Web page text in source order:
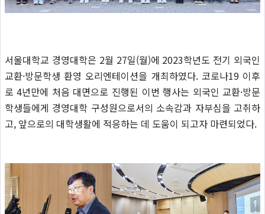
서울대학교 경영대학은 2월 27일(월)에 2023학년도 전기 외국인
교환·방문학생 환영 오리엔테이션을 개최하였다. 코로나19 이후
로 4년만에 처음 대면으로 진행된 이번 행사는 외국인 교환·방문
학생들에게 경영대학 구성원으로서의 소속감과 자부심을 고취하
고, 앞으로의 대학생활에 적응하는 데 도움이 되고자 마련되었다.